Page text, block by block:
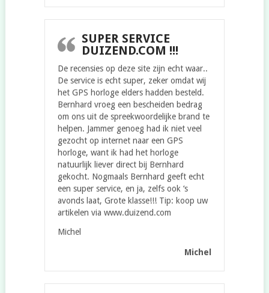
SUPER SERVICE
DUIZEND.COM !!!
De recensies op deze site zijn echt waar..
De service is echt super, zeker omdat wij
het GPS horloge elders hadden besteld.
Bernhard vroeg een bescheiden bedrag
om ons uit de spreekwoordelijke brand te
helpen. Jammer genoeg had ik niet veel
gezocht op internet naar een GPS
horloge, want ik had het horloge
natuurlijk liever direct bij Bernhard
gekocht. Nogmaals Bernhard geeft echt
een super service, en ja, zelfs ook ‘s
avonds laat, Grote klasse!!! Tip: koop uw
artikelen via www.duizend.com
Michel
Michel